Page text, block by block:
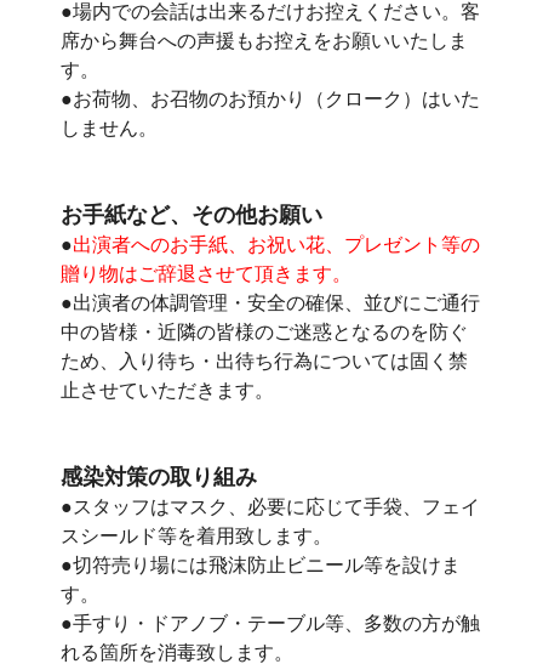
●場内での会話は出来るだけお控えください。客
席から舞台への声援もお控えをお願いいたしま
す。
●お荷物、お召物のお預かり（クローク）はいた
しません。
お手紙など、その他お願い
●出演者へのお手紙、お祝い花、プレゼント等の
贈り物はご辞退させて頂きます。
●出演者の体調管理・安全の確保、並びにご通行
中の皆様・近隣の皆様のご迷惑となるのを防ぐ
ため、入り待ち・出待ち行為については固く禁
止させていただきます。
感染対策の取り組み
●スタッフはマスク、必要に応じて手袋、フェイ
スシールド等を着用致します。
●切符売り場には飛沫防止ビニール等を設けま
す。
●手すり・ドアノブ・テーブル等、多数の方が触
れる箇所を消毒致します。